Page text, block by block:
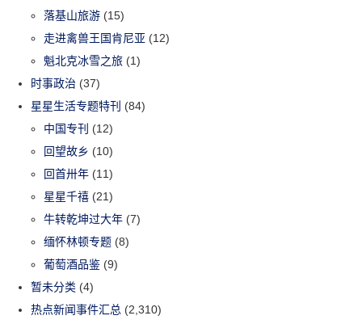
落基山旅游 (15)
走进禽兽王国肯尼亚 (12)
魁北克冰雪之旅 (1)
时事政治 (37)
星星生活专题特刊 (84)
中国专刊 (12)
回望故乡 (10)
回首卅年 (11)
星星千禧 (21)
牛转乾坤过大年 (7)
缅怀林顿专题 (8)
葡萄酒品鉴 (9)
暂未分类 (4)
热点新闻事件汇总 (2,310)